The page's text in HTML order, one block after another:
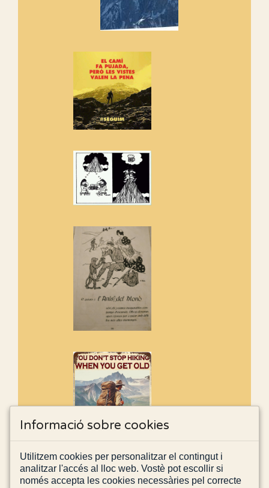
Els Centpeus signen el
Manifest a favor dels Camins
adhereix-te al manifest!
Rebem un diploma dels
Amics de Sant Aniol d'Aguja
Els Centpeus estem implicats
de l'entorn de Sant Aniol
Informació sobre cookies
Utilitzem cookies per personalitzar el contingut i
analitzar l'accés al lloc web. Vostè pot escollir si
només accepta les cookies necessàries pel correcte